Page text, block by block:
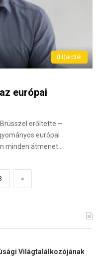
(H)arctér
európai
erőltette –
európai
minden átmenet…
»
Világtalálkozójának